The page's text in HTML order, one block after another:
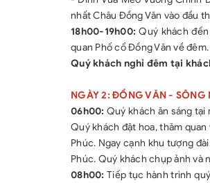
nhất Châu Đồng Văn vào đầu
18h00-19h00: Quý khách
quan Phố cổ Đồng Văn về đêm.
Quý khách nghỉ đêm tại
NGÀY 2: ĐỒNG VĂN -
06h00: Quý khách ăn sáng tại
Quý khách đặt hoa, thăm
Phúc. Ngay cạnh khu tượng
Phúc. Quý khách chụp ảnh và
08h00:Tiếp tục hành trình